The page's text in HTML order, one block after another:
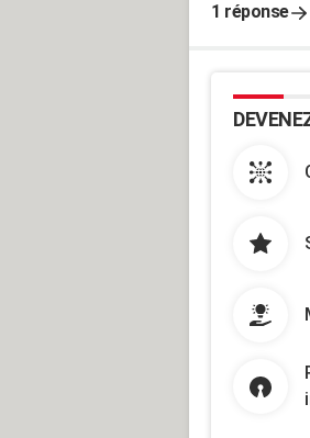
1 réponse